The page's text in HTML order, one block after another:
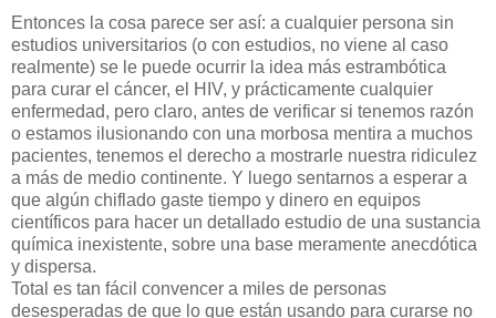
Entonces la cosa parece ser así: a cualquier persona sin
estudios universitarios (o con estudios, no viene al caso
realmente) se le puede ocurrir la idea más estrambótica
para curar el cáncer, el HIV, y prácticamente cualquier
enfermedad, pero claro, antes de verificar si tenemos razón
o estamos ilusionando con una morbosa mentira a muchos
pacientes, tenemos el derecho a mostrarle nuestra ridiculez
a más de medio continente. Y luego sentarnos a esperar a
que algún chiflado gaste tiempo y dinero en equipos
científicos para hacer un detallado estudio de una sustancia
química inexistente, sobre una base meramente anecdótica
y dispersa.
Total es tan fácil convencer a miles de personas
desesperadas de que lo que están usando para curarse no